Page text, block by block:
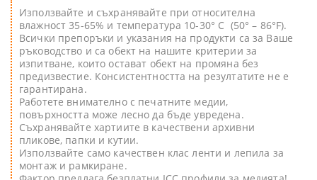
Използвайте и съхранявайте при относителна
влажност 35-65% и температура 10-30° C (50° – 86°F).
Всички препоръки и указания на продукти са за Ваше
ръководство и са обект на нашите критерии за
изпитване, които остават обект на промяна без
предизвестие. Консистентността на резултатите не е
гарантирана.
Работете внимателно с печатните медии,
повърхността може лесно да бъде увредена.
Съхранявайте хартиите в качествени архивни
пликове, папки и кутии.
Използвайте само качествен клас ленти и лепила за
монтаж и рамкиране.